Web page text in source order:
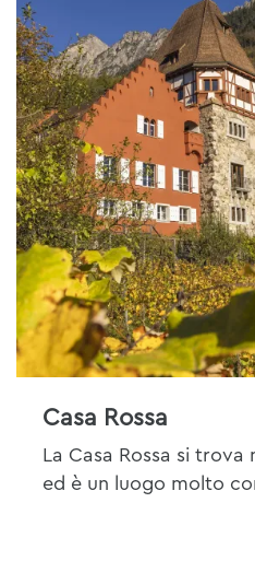
Casa Rossa
La Casa Rossa si trova
ed è un luogo molto